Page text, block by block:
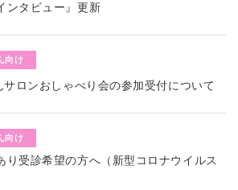
ンタビュー』更新
向け
サロンおしゃべり会の参加受付について
向け
り受診希望の方へ（新型コロナウイルス